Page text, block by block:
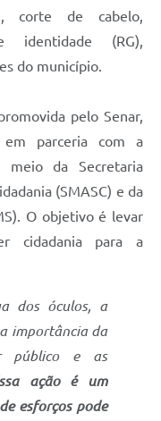
corte de cabelo,
identidade (RG),
do município.
pelo Senar,
parceria com a
da Secretaria
(SMASC) e da
O objetivo é levar
cidadania para a
dos óculos, a
importância da
público e as
ação é um
esforços pode